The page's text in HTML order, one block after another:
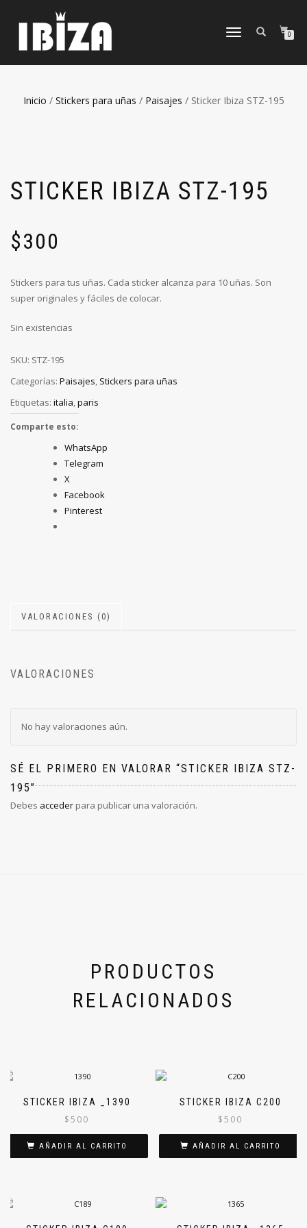
CAMBIAR
0
Inicio / Stickers para uñas / Paisajes / Sticker Ibiza STZ-195
STICKER IBIZA STZ-195
$300
Stickers para tus uñas. Cada sticker alcanza para 10 uñas. Son
super originales y fáciles de colocar.
Sin existencias
SKU: STZ-195
Categorías: Paisajes, Stickers para uñas
Etiquetas: italia,paris
Comparte esto:
WhatsApp
Telegram
X
Facebook
Pinterest
VALORACIONES (0)
VALORACIONES
No hay valoraciones aún.
SÉ EL PRIMERO EN VALORAR “STICKER IBIZA STZ-
195”
Debes acceder para publicar una valoración.
PRODUCTOS
RELACIONADOS
STICKER IBIZA _1390
$500
AÑADIR AL CARRITO
STICKER IBIZA C200
$500
AÑADIR AL CARRITO